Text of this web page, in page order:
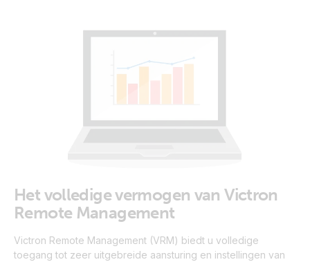
Het volledige vermogen van Victron
Remote Management
Victron Remote Management (VRM) biedt u volledige
toegang tot zeer uitgebreide aansturing en instellingen van